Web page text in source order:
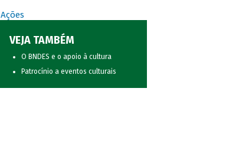
Ações
VEJA TAMBÉM
O BNDES e o apoio à cultura
Patrocínio a eventos culturais